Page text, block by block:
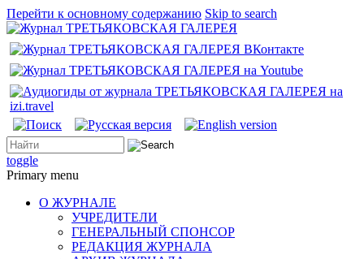
Перейти к основному содержанию Skip to search
toggle
Primary menu
О ЖУРНАЛЕ
УЧРЕДИТЕЛИ
ГЕНЕРАЛЬНЫЙ СПОНСОР
РЕДАКЦИЯ ЖУРНАЛА